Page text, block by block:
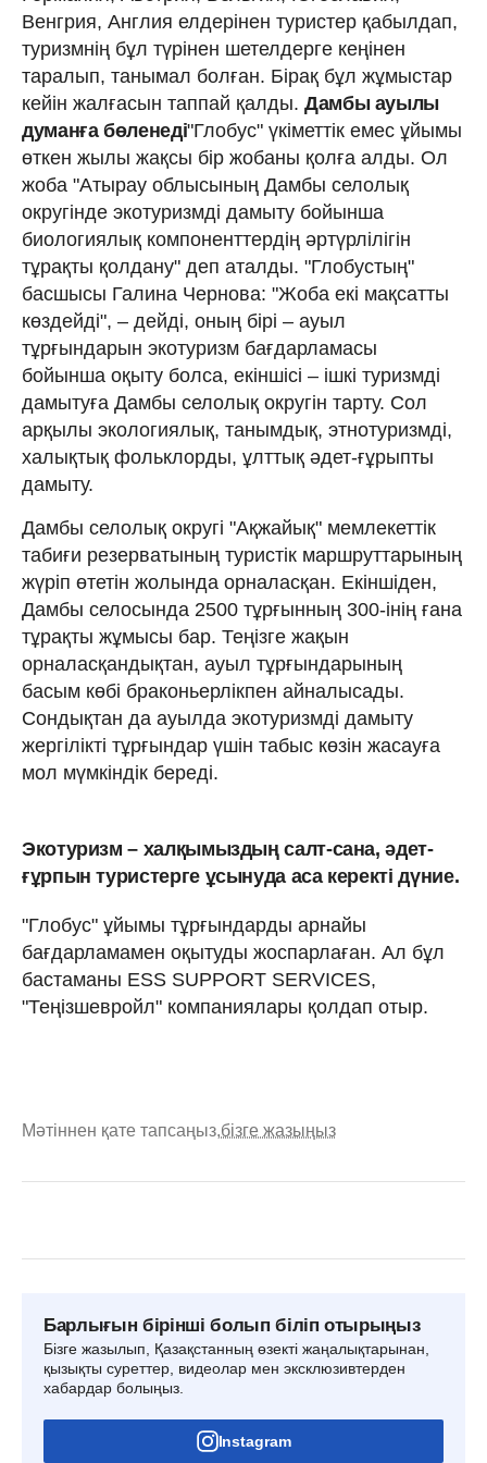
Венгрия, Англия елде­рі­нен туристер қабылдап,
туризмнің бұл түрі­нен шетелдерге кеңінен
таралып, та­ны­мал болған. Бірақ бұл жұмыстар
кейін жал­ғасын таппай қалды. Дамбы ауылы
думанға бөленеді"Глобус" үкіметтік емес ұйымы
өткен жылы жақсы бір жобаны қолға алды. Ол
жоба "Атырау облысының Дамбы селолық
округінде экотуризмді дамыту бойынша
биологиялық компоненттердің әртүрлілігін
тұрақты қолдану" деп аталды. "Глобустың"
басшысы Галина Чернова: "Жоба екі мақсатты
көздейді", – дейді, оның бірі – ауыл
тұрғындарын экотуризм бағдарламасы
бойынша оқы­­ту болса, екіншісі – ішкі туризмді
дамытуға Дамбы селолық ок­ру­­гін тарту. Сол
арқылы экологиялық, та­ным­дық, этнотуризмді,
халықтық фоль­клор­ды, ұлттық әдет-ғұрыпты
дамыту.
Дам­бы селолық округі "Ақжайық" мем­ле­­кеттік
табиғи резерватының турис­тік маршруттарының
жүріп өтетін жо­лын­да орналасқан. Екіншіден,
Дамбы селосында 2500 тұрғынның 300-інің ғана
тұрақты жұмысы бар. Теңізге жақын
орналасқандықтан, ауыл тұрғындарының
басым көбі браконьерлікпен айналысады.
Сондықтан да ауылда экотуризмді дамыту
жергілікті тұрғындар үшін табыс көзін жасауға
мол мүмкіндік береді.
Экотуризм – халқымыздың салт-сана, әдет-
ғұрпын ту­ристерге ұсынуда аса керекті дүние.
"Глобус" ұйымы тұрғындарды арнайы
бағдарламамен оқытуды жоспарлаған. Ал бұл
бастаманы ESS SUPPORT SERVICES,
"Теңізшевройл" компаниялары қолдап отыр.
Мәтіннен қате тапсаңыз,бізге жазыңыз
Барлығын бірінші болып біліп отырыңыз
Бізге жазылып, Қазақстанның өзекті жаңалықтарынан,
қызықты суреттер, видеолар мен эксклюзивтерден
хабардар болыңыз.
Instagram